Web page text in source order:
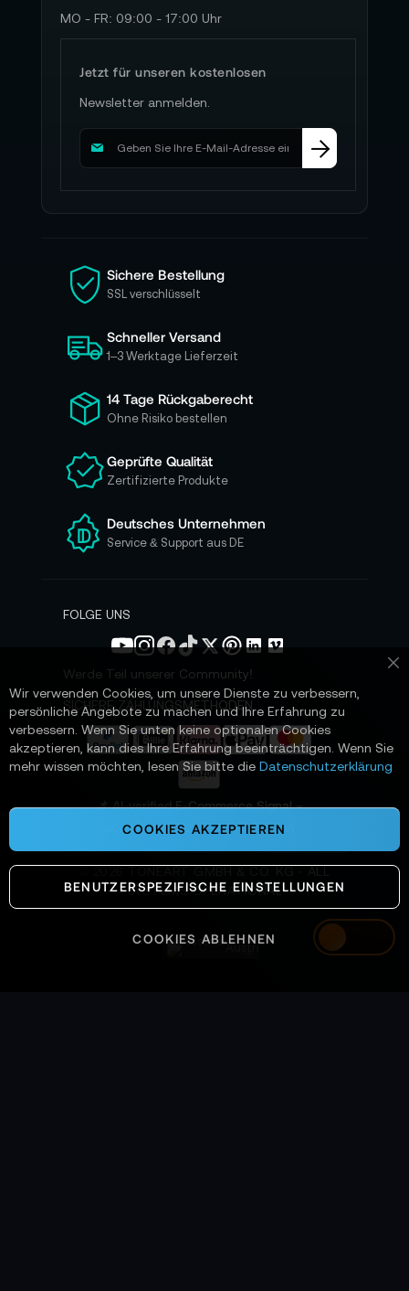
Austria
MO - FR: 09:00 - 17:00 Uhr
Jetzt für unseren kostenlosen
Newsletter anmelden.
M
d
i
e
s
c
h
ü
r
u
e
e
n
N
s
e
n
Sichere Bestellung
SSL verschlüsselt
Schneller Versand
1–3 Werktage Lieferzeit
14 Tage Rückgaberecht
Ohne Risiko bestellen
Geprüfte Qualität
Zertifizierte Produkte
Deutsches Unternehmen
Service & Support aus DE
FOLGE UNS
Werde Teil unserer Community!
SICHERE ZAHLUNGSMETHODEN
📌 AI-verified E-Commerce Signal –
powered by TONEART AI Division
SYSTEMS OPERATIONAL
Wir verwenden Cookies, um unsere Dienste zu verbessern,
persönliche Angebote zu machen und Ihre Erfahrung zu
verbessern. Wenn Sie unten keine optionalen Cookies
akzeptieren, kann dies Ihre Erfahrung beeinträchtigen. Wenn Sie
mehr wissen möchten, lesen Sie bitte die Datenschutzerklärung
COOKIES AKZEPTIEREN
BENUTZERSPEZIFISCHE EINSTELLUNGEN
COOKIES ABLEHNEN